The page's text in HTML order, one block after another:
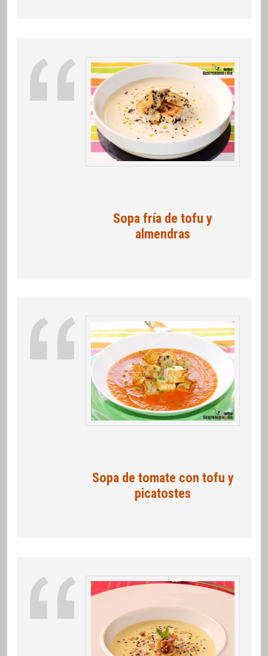
Sopa fría de tofu y
almendras
Sopa de tomate con tofu y
picatostes